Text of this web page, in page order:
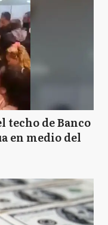
techo de Banco
en medio del